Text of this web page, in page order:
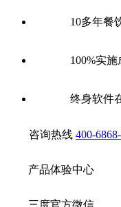
10多年餐
100%实
终身软件
咨询热线 400-
产品体验中心